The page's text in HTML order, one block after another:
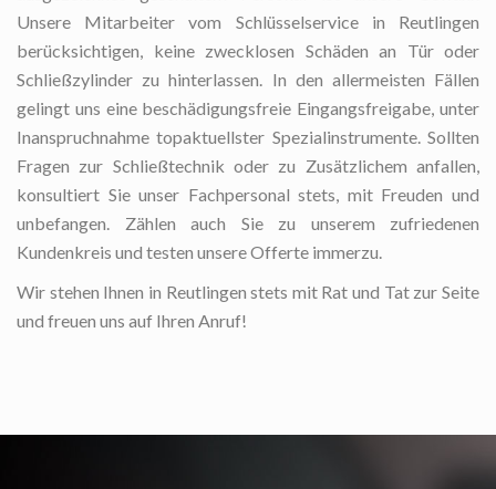
Unsere Mitarbeiter vom Schlüsselservice in Reutlingen
berücksichtigen, keine zwecklosen Schäden an Tür oder
Schließzylinder zu hinterlassen. In den allermeisten Fällen
gelingt uns eine beschädigungsfreie Eingangsfreigabe, unter
Inanspruchnahme topaktuellster Spezialinstrumente. Sollten
Fragen zur Schließtechnik oder zu Zusätzlichem anfallen,
konsultiert Sie unser Fachpersonal stets, mit Freuden und
unbefangen. Zählen auch Sie zu unserem zufriedenen
Kundenkreis und testen unsere Offerte immerzu.
Wir stehen Ihnen in Reutlingen stets mit Rat und Tat zur Seite
und freuen uns auf Ihren Anruf!